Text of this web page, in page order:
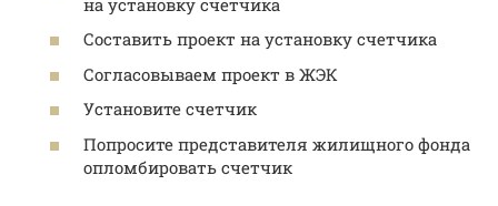
Составить проект на установку счетчика
Согласовываем проект в ЖЭК
Установите счетчик
Попросите представителя жилищного фонда
опломбировать счетчик